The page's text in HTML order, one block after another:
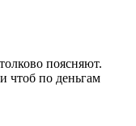
поясняют.
чтоб по деньгам